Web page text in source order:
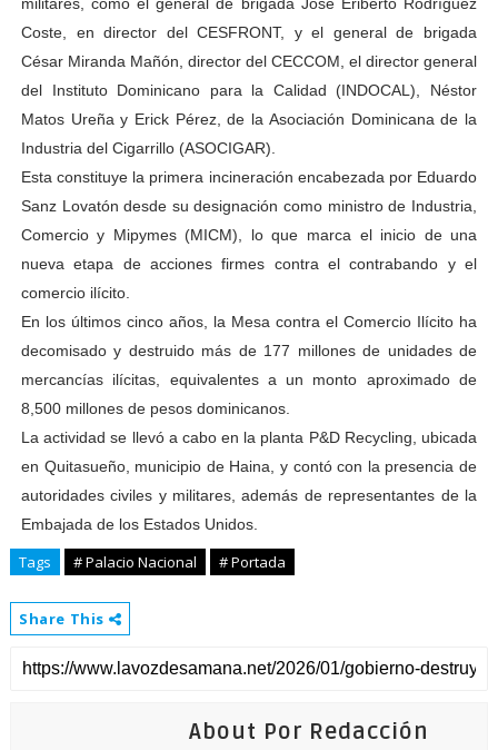
Coste, en director del CESFRONT, y el general de brigada
César Miranda Mañón, director del CECCOM, el director general
del Instituto Dominicano para la Calidad (INDOCAL), Néstor
Matos Ureña y Erick Pérez, de la Asociación Dominicana de la
Industria del Cigarrillo (ASOCIGAR).
Esta constituye la primera incineración encabezada por Eduardo
Sanz Lovatón desde su designación como ministro de Industria,
Comercio y Mipymes (MICM), lo que marca el inicio de una
nueva etapa de acciones firmes contra el contrabando y el
comercio ilícito.
En los últimos cinco años, la Mesa contra el Comercio Ilícito ha
decomisado y destruido más de 177 millones de unidades de
mercancías ilícitas, equivalentes a un monto aproximado de
8,500 millones de pesos dominicanos.
La actividad se llevó a cabo en la planta P&D Recycling, ubicada
en Quitasueño, municipio de Haina, y contó con la presencia de
autoridades civiles y militares, además de representantes de la
Embajada de los Estados Unidos.
Tags # Palacio Nacional # Portada
Share This
About Por Redacción